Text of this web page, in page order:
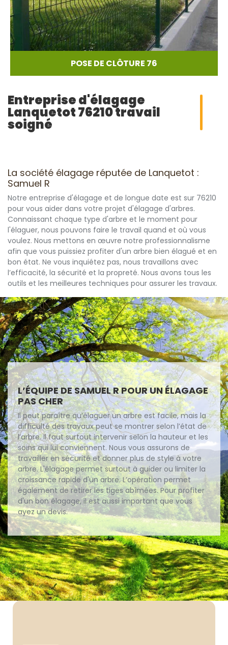
POSE DE CLÔTURE 76
Entreprise d'élagage
Lanquetot 76210 travail
soigné
La société élagage réputée de Lanquetot :
Samuel R
Notre entreprise d'élagage et de longue date est sur 76210
pour vous aider dans votre projet d'élagage d'arbres.
Connaissant chaque type d'arbre et le moment pour
l'élaguer, nous pouvons faire le travail quand et où vous
voulez. Nous mettons en œuvre notre professionnalisme
afin que vous puissiez profiter d'un arbre bien élagué et en
bon état. Ne vous inquiétez pas, nous travaillons avec
l’efficacité, la sécurité et la propreté. Nous avons tous les
outils et les meilleures techniques pour assurer les travaux.
L’ÉQUIPE DE SAMUEL R POUR UN ÉLAGAGE
PAS CHER
Il peut paraître qu’élaguer un arbre est facile, mais la
difficulté des travaux peut se montrer selon l’état de
l’arbre. Il faut surtout intervenir selon la hauteur et les
soins qui lui conviennent. Nous vous assurons de
travailler en sécurité et donner plus de style à votre
arbre. L'élagage permet surtout à guider ou limiter la
croissance rapide d'un arbre. L’opération permet
également de retirer les tiges abîmées. Pour profiter
d'un bon élagage, il est aussi important que vous
ayez un devis.